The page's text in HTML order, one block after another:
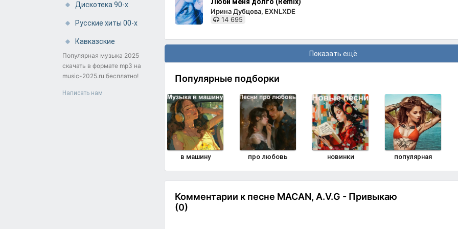
Дискотека 90-х
Русские хиты 00-х
Кавказские
Популярная музыка 2025
скачать в формате mp3 на
music-2025.ru бесплатно!
Написать нам
Ирина Дубцова, EXNLXDE
14 695
Показать ещё
Популярные подборки
в машину про любовь новинки популярная
Комментарии к песне MACAN, A.V.G - Привыкаю
(0)